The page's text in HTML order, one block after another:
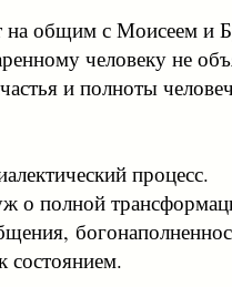
на общим с Моисеем и
человеку не
и полноты
процесс.
о полной